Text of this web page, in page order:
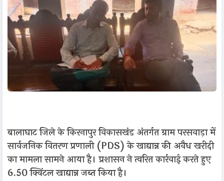
बालाघाट जिले के किरनापुर विकासखंड अंतर्गत ग्राम परसवाड़ा में
सार्वजनिक वितरण प्रणाली (PDS) के खाद्यान्न की अवैध खरीदी
का मामला सामने आया है। प्रशासन ने त्वरित कार्रवाई करते हुए
6.50 क्विंटल खाद्यान्न जब्त किया है।